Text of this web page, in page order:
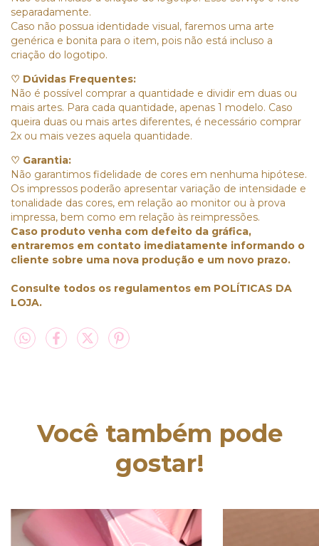
separadamente.
Caso não possua identidade visual, faremos uma arte
genérica e bonita para o item, pois não está incluso a
criação do logotipo.
♡ Dúvidas Frequentes:
Não é possível comprar a quantidade e dividir em duas ou
mais artes. Para cada quantidade, apenas 1 modelo. Caso
queira duas ou mais artes diferentes, é necessário comprar
2x ou mais vezes aquela quantidade.
♡ Garantia:
Não garantimos fidelidade de cores em nenhuma hipótese.
Os impressos poderão apresentar variação de intensidade e
tonalidade das cores, em relação ao monitor ou à prova
impressa, bem como em relação às reimpressões.
Caso produto venha com defeito da gráfica,
entraremos em contato imediatamente informando o
cliente sobre uma nova produção e um novo prazo.
Consulte todos os regulamentos em POLÍTICAS DA
LOJA.
Você também pode
gostar!